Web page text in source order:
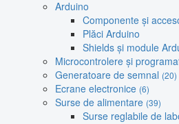
Arduino
Componente și
Plăci Arduino
Shields și module
Microcontrolere și
Generatoare de semnal (20)
Ecrane electronice (6)
Surse de alimentare (39)
Surse reglabile de